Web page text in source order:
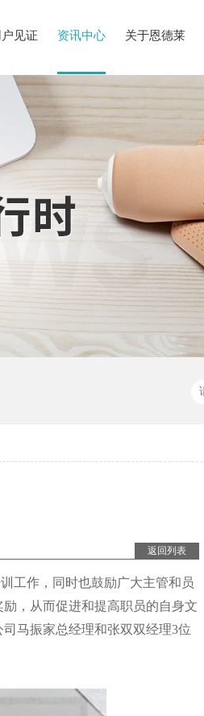
户见证 资讯中心 关于恩德莱
返回列表
工作，同时也鼓励广大主管和员
，从而促进和提高职员的自身文
马振家总经理和张双双经理3位